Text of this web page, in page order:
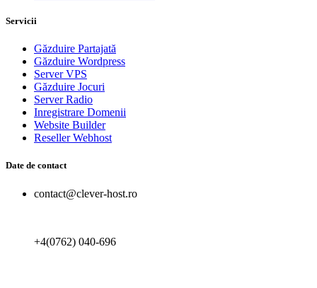
Servicii
Găzduire Partajată
Găzduire Wordpress
Server VPS
Găzduire Jocuri
Server Radio
Inregistrare Domenii
Website Builder
Reseller Webhost
Date de contact
contact@clever-host.ro
+4(0762) 040-696